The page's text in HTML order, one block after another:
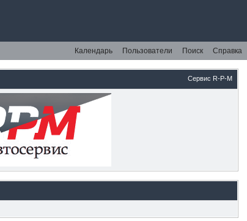
Календарь Пользователи Поиск Справка
Сервис R-P-M